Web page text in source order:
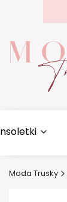
Moda Trusky